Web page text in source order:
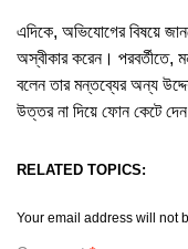
এদিকে, অভিযোগের বিষয়ে
অস্বীকার করেন। পরবর্তীতে,
বলেন তার মন্তব্যের অন্য
উত্তর না দিয়ে ফোন কেটে
RELATED TOPICS:
Your email address will not